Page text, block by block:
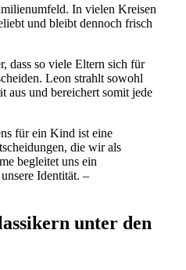
In vielen Kreisen
und bleibt dennoch frisch
dass so viele Eltern sich für
Leon strahlt sowohl
aus und bereichert somit jede
für ein Kind ist eine
die wir als
begleitet uns ein
Identität. –
unter den